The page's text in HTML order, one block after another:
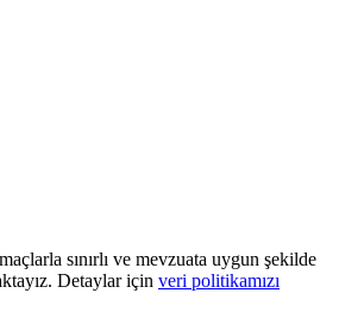
sınırlı ve mevzuata uygun şekilde
Detaylar için veri politikamızı